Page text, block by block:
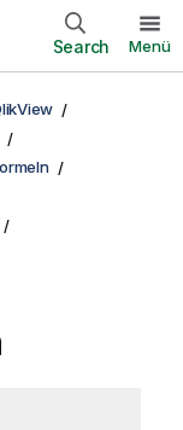
Search Menü